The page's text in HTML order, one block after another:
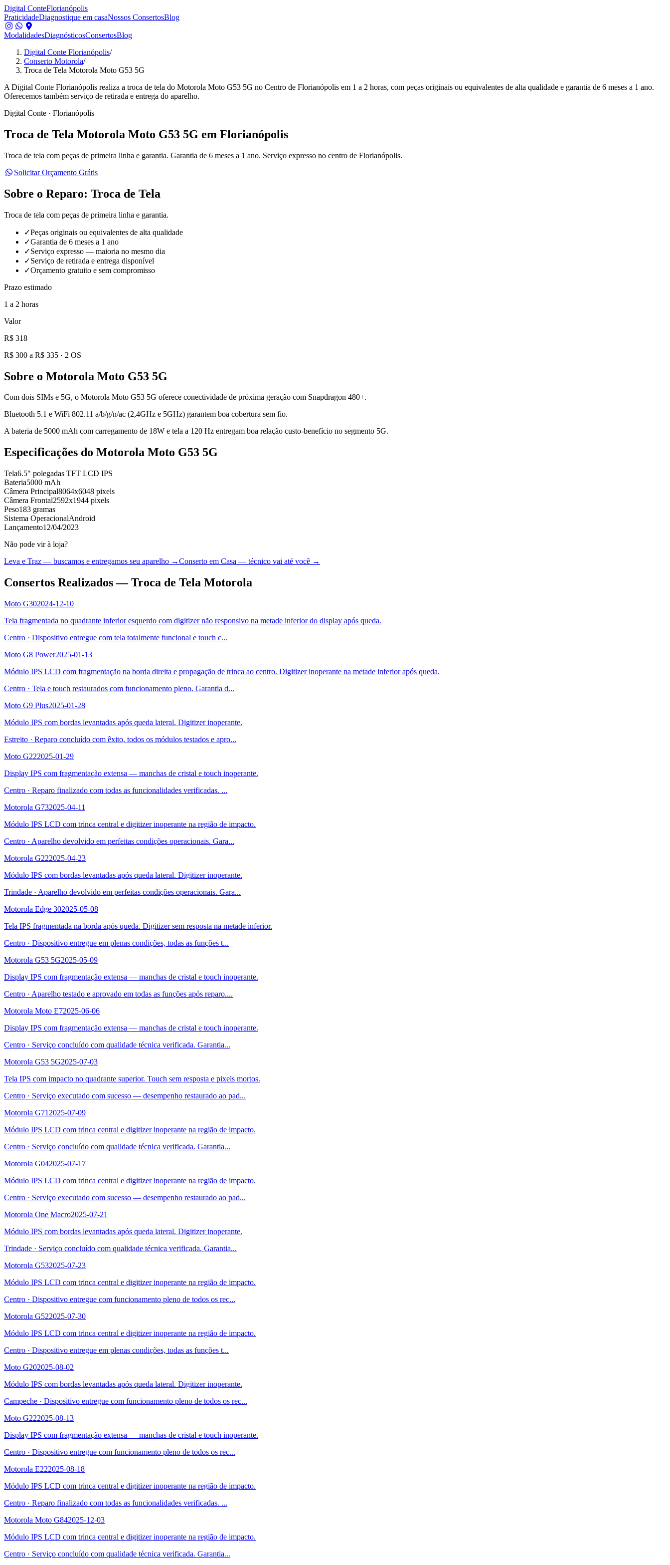
Digital ConteFlorianópolis
PraticidadeDiagnostique em casaNossos ConsertosBlog
ModalidadesDiagnósticosConsertosBlog
Digital Conte Florianópolis/
Conserto Motorola/
Troca de Tela Motorola Moto G53 5G
A Digital Conte Florianópolis realiza a troca de tela do Motorola Moto G53 5G no Centro de Florianópolis em 1 a 2 horas, com peças originais ou equivalentes de alta qualidade e garantia de 6 meses a 1 ano.
Oferecemos também serviço de retirada e entrega do aparelho.
Digital Conte · Florianópolis
Troca de Tela Motorola Moto G53 5G em Florianópolis
Troca de tela com peças de primeira linha e garantia. Garantia de 6 meses a 1 ano. Serviço expresso no centro de Florianópolis.
Solicitar Orçamento Grátis
Sobre o Reparo: Troca de Tela
Troca de tela com peças de primeira linha e garantia.
✓Peças originais ou equivalentes de alta qualidade
✓Garantia de 6 meses a 1 ano
✓Serviço expresso — maioria no mesmo dia
✓Serviço de retirada e entrega disponível
✓Orçamento gratuito e sem compromisso
Prazo estimado
1 a 2 horas
Valor
R$ 318
R$ 300 a R$ 335 · 2 OS
Sobre o Motorola Moto G53 5G
Com dois SIMs e 5G, o Motorola Moto G53 5G oferece conectividade de próxima geração com Snapdragon 480+.
Bluetooth 5.1 e WiFi 802.11 a/b/g/n/ac (2,4GHz e 5GHz) garantem boa cobertura sem fio.
A bateria de 5000 mAh com carregamento de 18W e tela a 120 Hz entregam boa relação custo-benefício no segmento 5G.
Especificações do Motorola Moto G53 5G
Tela6.5" polegadas TFT LCD IPS
Bateria5000 mAh
Câmera Principal8064x6048 pixels
Câmera Frontal2592x1944 pixels
Peso183 gramas
Sistema OperacionalAndroid
Lançamento12/04/2023
Não pode vir à loja?
Leva e Traz — buscamos e entregamos seu aparelho →Conserto em Casa — técnico vai até você →
Consertos Realizados — Troca de Tela Motorola
Moto G302024-12-10
Tela fragmentada no quadrante inferior esquerdo com digitizer não responsivo na metade inferior do display após queda.
Centro · Dispositivo entregue com tela totalmente funcional e touch c...
Moto G8 Power2025-01-13
Módulo IPS LCD com fragmentação na borda direita e propagação de trinca ao centro. Digitizer inoperante na metade inferior após queda.
Centro · Tela e touch restaurados com funcionamento pleno. Garantia d...
Moto G9 Plus2025-01-28
Módulo IPS com bordas levantadas após queda lateral. Digitizer inoperante.
Estreito · Reparo concluído com êxito, todos os módulos testados e apro...
Moto G222025-01-29
Display IPS com fragmentação extensa — manchas de cristal e touch inoperante.
Centro · Reparo finalizado com todas as funcionalidades verificadas. ...
Motorola G732025-04-11
Módulo IPS LCD com trinca central e digitizer inoperante na região de impacto.
Centro · Aparelho devolvido em perfeitas condições operacionais. Gara...
Motorola G222025-04-23
Módulo IPS com bordas levantadas após queda lateral. Digitizer inoperante.
Trindade · Aparelho devolvido em perfeitas condições operacionais. Gara...
Motorola Edge 302025-05-08
Tela IPS fragmentada na borda após queda. Digitizer sem resposta na metade inferior.
Centro · Dispositivo entregue em plenas condições, todas as funções t...
Motorola G53 5G2025-05-09
Display IPS com fragmentação extensa — manchas de cristal e touch inoperante.
Centro · Aparelho testado e aprovado em todas as funções após reparo....
Motorola Moto E72025-06-06
Display IPS com fragmentação extensa — manchas de cristal e touch inoperante.
Centro · Serviço concluído com qualidade técnica verificada. Garantia...
Motorola G53 5G2025-07-03
Tela IPS com impacto no quadrante superior. Touch sem resposta e pixels mortos.
Centro · Serviço executado com sucesso — desempenho restaurado ao pad...
Motorola G71 2025-07-09
Módulo IPS LCD com trinca central e digitizer inoperante na região de impacto.
Centro · Serviço concluído com qualidade técnica verificada. Garantia...
Motorola G042025-07-17
Módulo IPS LCD com trinca central e digitizer inoperante na região de impacto.
Centro · Serviço executado com sucesso — desempenho restaurado ao pad...
Motorola One Macro2025-07-21
Módulo IPS com bordas levantadas após queda lateral. Digitizer inoperante.
Trindade · Serviço concluído com qualidade técnica verificada. Garantia...
Motorola G532025-07-23
Módulo IPS LCD com trinca central e digitizer inoperante na região de impacto.
Centro · Dispositivo entregue com funcionamento pleno de todos os rec...
Motorola G522025-07-30
Módulo IPS LCD com trinca central e digitizer inoperante na região de impacto.
Centro · Dispositivo entregue em plenas condições, todas as funções t...
Moto G202025-08-02
Módulo IPS com bordas levantadas após queda lateral. Digitizer inoperante.
Campeche · Dispositivo entregue com funcionamento pleno de todos os rec...
Moto G222025-08-13
Display IPS com fragmentação extensa — manchas de cristal e touch inoperante.
Centro · Dispositivo entregue com funcionamento pleno de todos os rec...
Motorola E222025-08-18
Módulo IPS LCD com trinca central e digitizer inoperante na região de impacto.
Centro · Reparo finalizado com todas as funcionalidades verificadas. ...
Motorola Moto G842025-12-03
Módulo IPS LCD com trinca central e digitizer inoperante na região de impacto.
Centro · Serviço concluído com qualidade técnica verificada. Garantia...